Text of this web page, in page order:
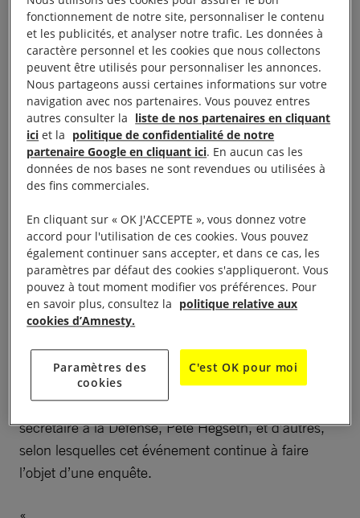
gouvernement et du plaidoyer à Amnesty
International États-Unis, a déclaré :
« Quatre mois se sont écoulés depuis la frappe
aérienne la plus meurtrière menée par les États-
Unis contre des civil·e·s dans l’histoire récente .
Nous ne sommes pourtant pas plus près d’obtenir
de la part des autorités étasuniennes de réponses
permettant d’expliquer pourquoi cela est arrivé et
longtemps ? Le public et les familles des victimes
méritent des réponses transparentes et
l’établissement des responsabilités, et les familles
doivent obtenir vérité, justice et réparations.
contradictoires, le Pentagone ne coopère pas avec
le Congrès, et les législateurs et le public sont de
plus en plus excédés par les réponses répétitives du
secrétaire à la Défense, Pete Hegseth, et d’autres,
selon lesquelles cet événement continue à faire
l’objet d’une enquête.
fonctionnement de notre site, personnaliser le contenu
et les publicités, et analyser notre trafic. Les données à
caractère personnel et les cookies que nous collectons
peuvent être utilisés pour personnaliser les annonces.
Nous partageons aussi certaines informations sur votre
navigation avec nos partenaires. Vous pouvez entres
autres consulter la liste de nos partenaires en cliquant
ici et la politique de confidentialité de notre
partenaire Google en cliquant ici. En aucun cas les
données de nos bases ne sont revendues ou utilisées à
des fins commerciales.
En cliquant sur « OK J'ACCEPTE », vous donnez votre
accord pour l'utilisation de ces cookies. Vous pouvez
également continuer sans accepter, et dans ce cas, les
paramètres par défaut des cookies s'appliqueront. Vous
pouvez à tout moment modifier vos préférences. Pour
en savoir plus, consultez la politique relative aux
cookies d’Amnesty.
Paramètres des
cookies
C'est OK pour moi